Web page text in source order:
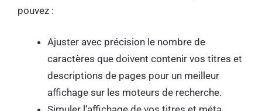
pouvez :
Ajuster avec précision le nombre de
caractères que doivent contenir vos titres et
descriptions de pages pour un meilleur
affichage sur les moteurs de recherche.